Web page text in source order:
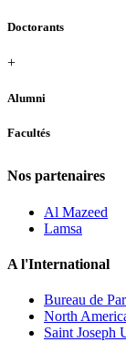
Doctorants
+
Alumni
Facultés
Nos partenaires
Al Mazeed
Lamsa
A l'International
Bureau de
North
Saint Joseph